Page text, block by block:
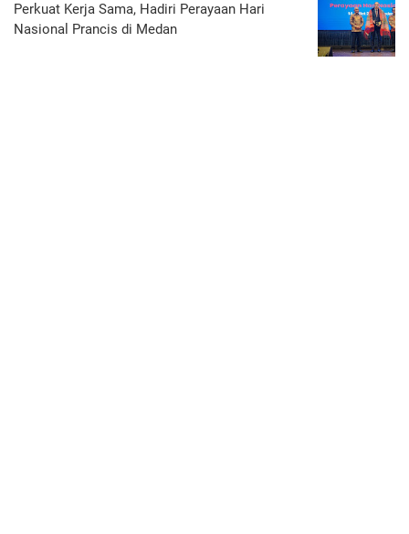
Perkuat Kerja Sama, Hadiri Perayaan Hari
Nasional Prancis di Medan